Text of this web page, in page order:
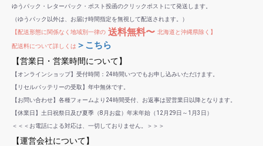
ゆうパック・レターパック・ポスト投函のクリックポストにて発送します。
（ゆうパック以外は、お届け時間指定を無視して配送されます。）
【配送形態に関係なく地域別一律の 送料無料〜 北海道と沖縄県除く】
配送料について詳しくは ＞こちら
【営業日・営業時間について】
【オンラインショップ】受付時間：24時間いつでもお申し込みいただけます。
【リセルバッテリーの受取】年中無休です。
【お問い合わせ】各種フォームより24時間受付、お返事は翌営業日以降となります。
【休業日】土日祝祭日及び夏季（8月お盆）年末年始（12月29日～1月3日）
＜＜＜お電話による対応は、一切しておりません。＞＞＞
【運営会社について】